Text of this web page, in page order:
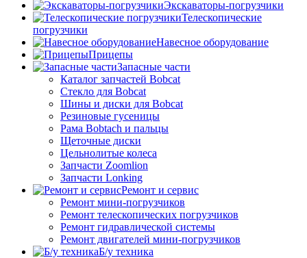
Экскаваторы-погрузчики
Телескопические
погрузчики
Навесное оборудование
Прицепы
Запасные части
Каталог запчастей Bobcat
Стекло для Bobcat
Шины и диски для Bobcat
Резиновые гусеницы
Рама Bobtach и пальцы
Щеточные диски
Цельнолитые колеса
Запчасти Zoomlion
Запчасти Lonking
Ремонт и сервис
Ремонт мини-погрузчиков
Ремонт телескопических погрузчиков
Ремонт гидравлической системы
Ремонт двигателей мини-погрузчиков
Б/у техника